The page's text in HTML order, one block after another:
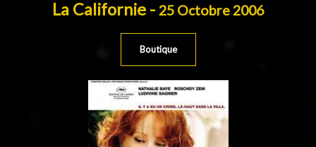
La Californie - 25 Octobre 2006
Boutique